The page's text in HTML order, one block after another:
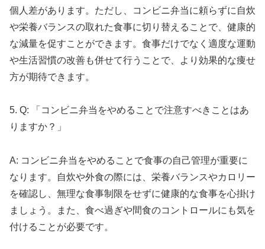
個人差があります。ただし、コンビニ弁当に頼らずに自炊
や栄養バランスの取れた食事に切り替えることで、健康的
な減量を促すことができます。食事だけでなく適度な運動
や生活習慣の改善も併せて行うことで、より効果的な痩せ
方が期待できます。
5. Q: 「コンビニ弁当をやめることで注意すべきことはあ
りますか？」
A: コンビニ弁当をやめることで食事の自己管理が重要に
なります。自炊や外食の際には、栄養バランスやカロリー
を確認し、無理な食事制限をせずに健康的な食事を心掛け
ましょう。また、食べ過ぎや間食のコントロールにも気を
付けることが必要です。